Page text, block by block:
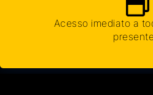
Acesso imediato a